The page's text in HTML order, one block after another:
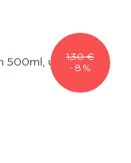
1,30 €
- 8 %